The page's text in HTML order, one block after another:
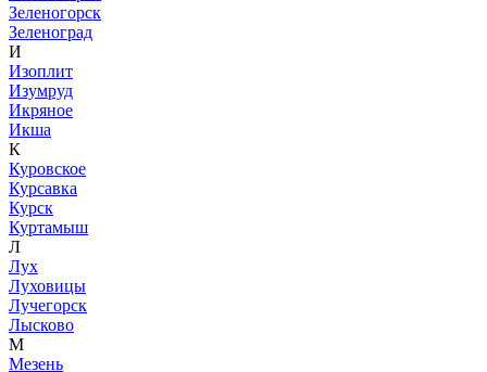
Зеленогорск
Зеленоград
И
Изоплит
Изумруд
Икряное
Икша
К
Куровское
Курсавка
Курск
Куртамыш
Л
Лух
Луховицы
Лучегорск
Лысково
М
Мезень